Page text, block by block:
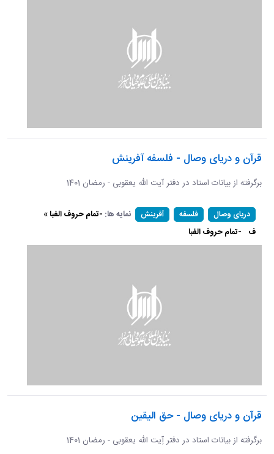
قرآن و دریای وصال - فلسفه آفرینش
برگرفته از بیانات استاد در دفتر آیت الله یعقوبی - رمضان 1401
دریای وصال فلسفه آفرینش نمایه ها: -تمام حروف الفبا »
ف -تمام حروف الفبا
قرآن و دریای وصال - حق الیقین
برگرفته از بیانات استاد در دفتر آِیت الله یعقوبی - رمضان 1401